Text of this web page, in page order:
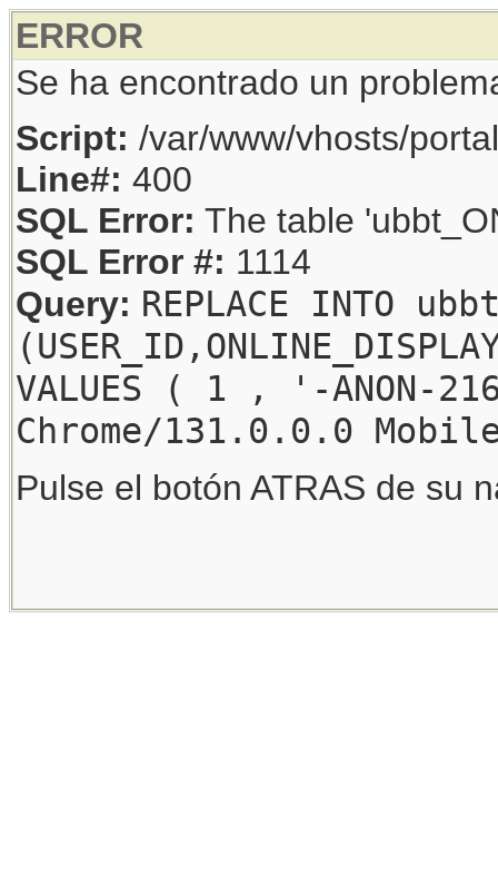
ERROR
Se ha encontrado un
Script: /var/www/vhosts/
Line#: 400
SQL Error: The table
SQL Error #: 1114
Query: REPLACE INTO
VALUES ( 1 , '-
Chrome/131.0.0.0
Pulse el botón ATRAS de su